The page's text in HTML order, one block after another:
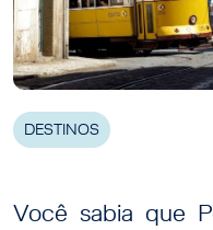
DESTINOS
Você sabia que